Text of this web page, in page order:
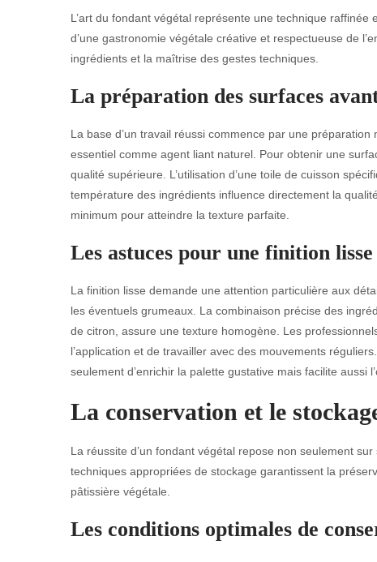
L’art du fondant végétal représente une technique
d’une gastronomie végétale créative et respectueuse de
ingrédients et la maîtrise des gestes techniques.
La préparation des surfaces
La base d’un travail réussi commence par une
essentiel comme agent liant naturel. Pour obtenir une
qualité supérieure. L’utilisation d’une toile de cuisson
température des ingrédients influence directement la
minimum pour atteindre la texture parfaite.
Les astuces pour une finition lisse
La finition lisse demande une attention particulière aux
les éventuels grumeaux. La combinaison précise des
de citron, assure une texture homogène. Les
l’application et de travailler avec des mouvements
seulement d’enrichir la palette gustative mais facilite aussi
La conservation et le
La réussite d’un fondant végétal repose non seulement
techniques appropriées de stockage garantissent la
pâtissière végétale.
Les conditions optimales de